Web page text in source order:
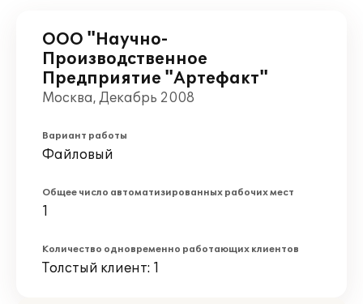
ООО "Научно-
Производственное
Предприятие "Артефакт"
Москва, Декабрь 2008
Вариант работы
Файловый
Общее число автоматизированных рабочих мест
1
Количество одновременно работающих клиентов
Толстый клиент: 1